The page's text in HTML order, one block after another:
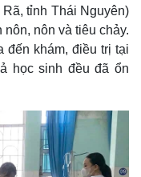
tỉnh Thái Nguyên)
nôn và tiêu chảy.
đến khám, điều trị tại
học sinh đều đã ổn